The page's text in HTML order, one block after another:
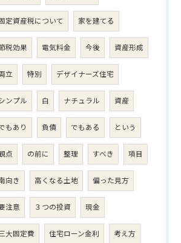
固定資産税について 家を建てる
税効果 電気料金 今後 資産形成
立 特別 デザイナーズ住宅
ンプル 白 ナチュラル 資産
もあり 負債 でもある という
点 の前に 整理 すべき 項目
向き 高くなる土地 偏った見方
注意 ３つの投資 現金
大固定費 住宅ローン金利 考え方